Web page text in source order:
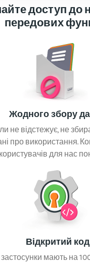
доступ до
передових
Жодного збору
не відстежує, не
про використання.
користувачів для нас
Відкритий код
мають на